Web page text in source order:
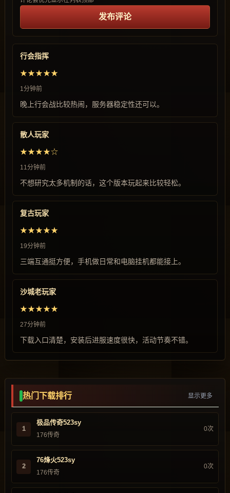
发布评论
行会指挥
★★★★★
1分钟前
晚上行会战比较热闹，服务器稳定性还可以。
散人玩家
★★★★☆
11分钟前
不想研究太多机制的话，这个版本玩起来比较轻松。
复古玩家
★★★★★
19分钟前
三端互通挺方便，手机做日常和电脑挂机都能接上。
沙城老玩家
★★★★★
27分钟前
下载入口清楚，安装后进服速度很快，活动节奏不错。
热门下载排行 显示更多
1
极品传奇523sy
176传奇
0次
2
76烽火523sy
176传奇
0次